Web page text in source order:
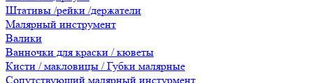
Штативы /рейки /держатели
Малярный инструмент
Валики
Ванночки для краски / кюветы
Кисти / макловицы / Губки малярные
Сопутствующий малярный инстурмент